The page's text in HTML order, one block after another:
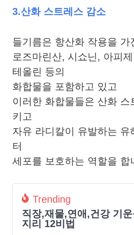
3.산화 스트레스 감소
들기름은 항산화 작용을 가
로즈마린산, 시쇼닌, 아피
테올린 등의
화합물을 포함하고 있고
이러한 화합물들은 산화 스
키고
자유 라디칼이 유발하는 유
터
세포를 보호하는 역할을 합
Trending
직장,재물,연애,건강 기
지리 12비법